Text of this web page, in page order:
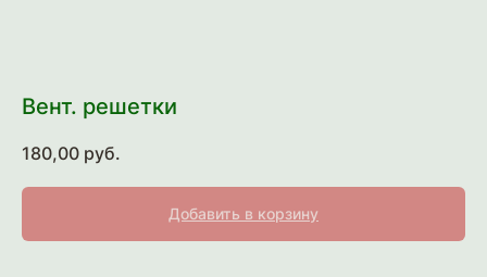
Вент. решетки
180,00 руб.
Добавить в корзину